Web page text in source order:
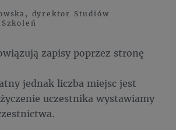
dyrektor Studiów
zapisy poprzez stronę
jednak liczba miejsc jest
uczestnika wystawiamy